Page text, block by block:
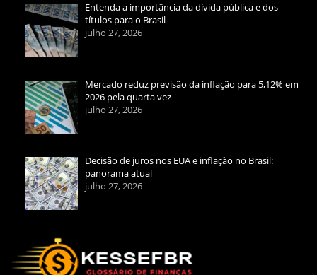
Entenda a importância da dívida pública e dos
títulos para o Brasil
julho 27, 2026
Mercado reduz previsão da inflação para 5,12% em
2026 pela quarta vez
julho 27, 2026
Decisão de juros nos EUA e inflação no Brasil:
panorama atual
julho 27, 2026